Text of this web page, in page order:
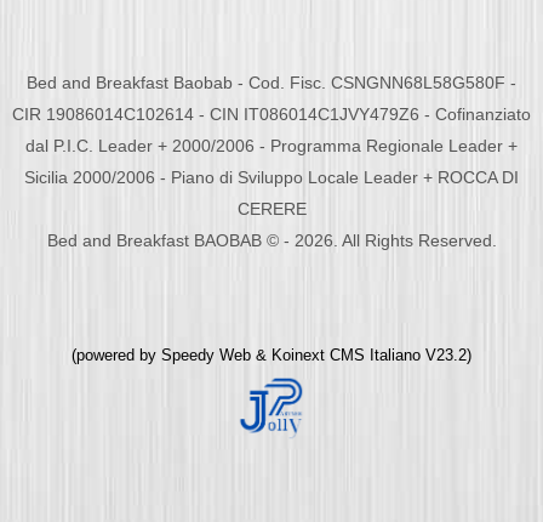
Bed and Breakfast Baobab - Cod. Fisc. CSNGNN68L58G580F -
CIR 19086014C102614 - CIN IT086014C1JVY479Z6 - Cofinanziato
dal P.I.C. Leader + 2000/2006 - Programma Regionale Leader +
Sicilia 2000/2006 - Piano di Sviluppo Locale Leader + ROCCA DI
CERERE
Bed and Breakfast BAOBAB © - 2026. All Rights Reserved.
(powered by Speedy Web & Koinext CMS Italiano V23.2)